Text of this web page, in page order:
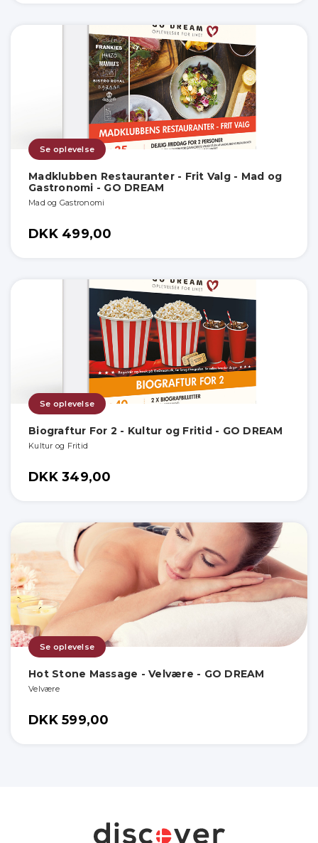
Se oplevelse
Madklubben Restauranter - Frit Valg - Mad og
Gastronomi - GO DREAM
Mad og Gastronomi
DKK 499,00
Se oplevelse
Biograftur For 2 - Kultur og Fritid - GO DREAM
Kultur og Fritid
DKK 349,00
Se oplevelse
Hot Stone Massage - Velvære - GO DREAM
Velvære
DKK 599,00